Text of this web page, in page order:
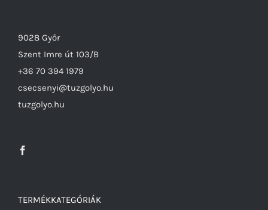
9028 Győr
Szent Imre út 103/B
+36 70 394 1979
csecsenyi@tuzgolyo.hu
tuzgolyo.hu
TERMÉKKATEGÓRIÁK